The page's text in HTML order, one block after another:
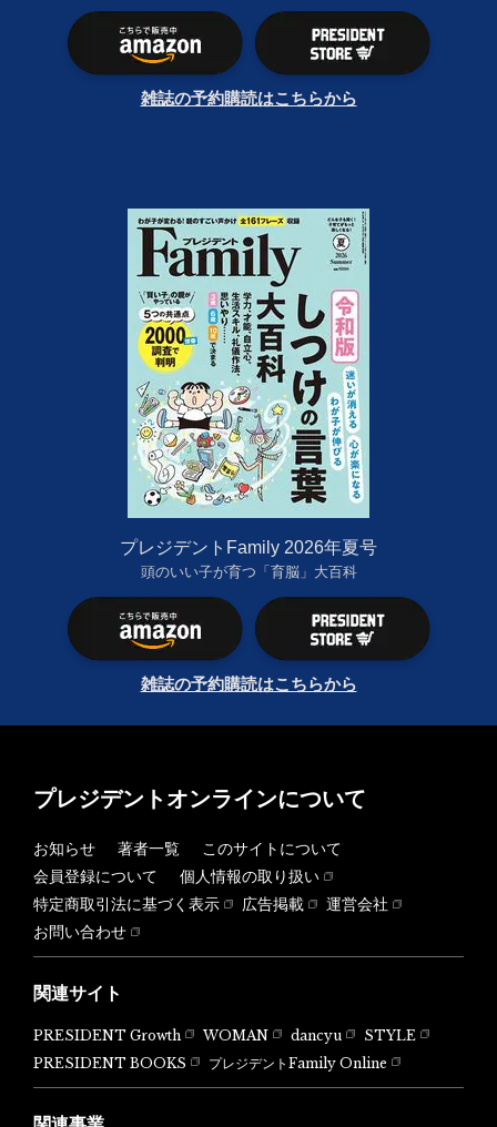
雑誌の予約購読はこちらから
プレジデントFamily 2026年夏号
頭のいい子が育つ「育脳」大百科
雑誌の予約購読はこちらから
プレジデントオンラインについて
お知らせ 著者一覧
このサイトについて
会員登録について
個人情報の取り扱い
特定商取引法に基づく表示
広告掲載
運営会社
お問い合わせ
関連サイト
PRESIDENT Growth WOMAN dancyu
STYLE
PRESIDENT BOOKS
プレジデントFamily Online